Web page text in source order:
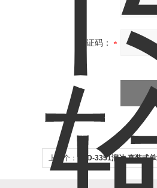
验证码：
上一个： TRD-3351润达 直装式